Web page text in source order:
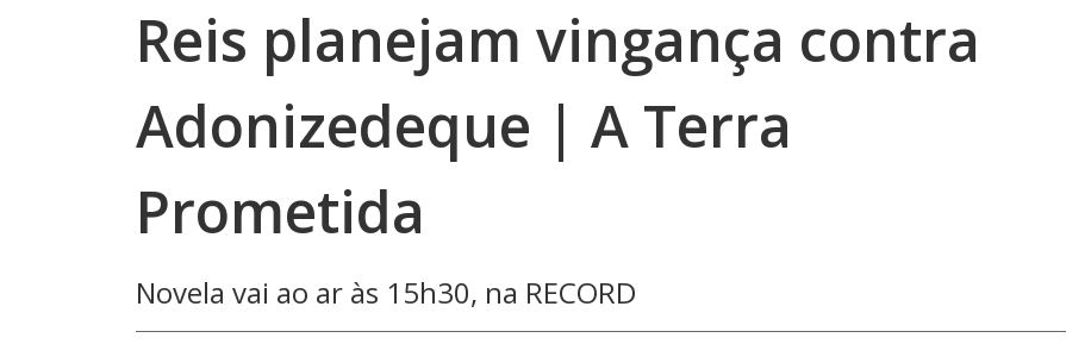
Reis planejam vingança contra
Adonizedeque | A Terra
Prometida
Novela vai ao ar às 15h30, na RECORD